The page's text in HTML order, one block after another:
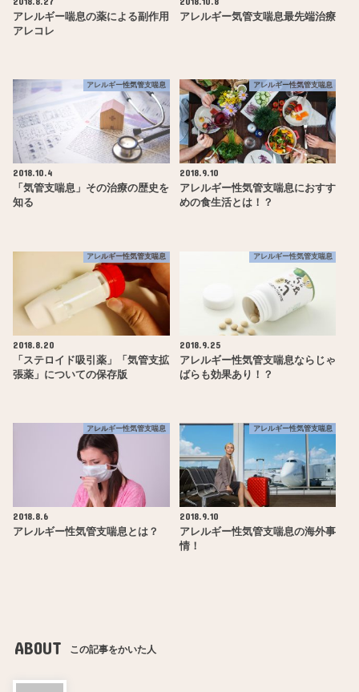
アレルギー喘息の薬による副作用
アレコレ
アレルギー気管支喘息最先端治療
アレルギー性気管支喘息
2018.10.4
「気管支喘息」その治療の歴史を
知る
アレルギー性気管支喘息
2018.9.10
アレルギー性気管支喘息におすす
めの食生活とは！？
アレルギー性気管支喘息
2018.8.20
「ステロイド吸引薬」「気管支拡
張薬」についての保存版
アレルギー性気管支喘息
2018.9.25
アレルギー性気管支喘息ならじゃ
ばらも効果あり！？
アレルギー性気管支喘息
2018.8.6
アレルギー性気管支喘息とは？
アレルギー性気管支喘息
2018.9.10
アレルギー性気管支喘息の海外事
情！
ABOUT この記事をかいた人